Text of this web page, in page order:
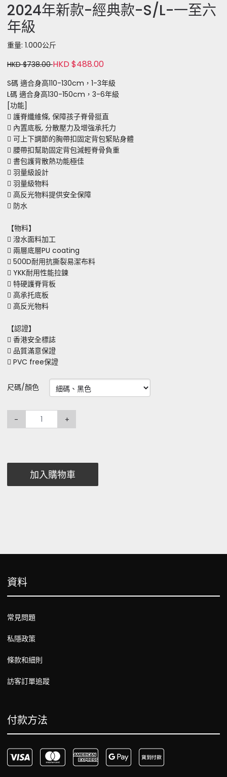
2024年新款-經典款-S/L-一至六
年級
重量: 1.000公斤
HKD $738.00HKD $488.00
S碼 適合身高110-130cm，1-3年級
L碼 適合身高130-150cm，3-6年級
[功能]
 護脊纖維條, 保障孩子脊骨挺直
 內置底板, 分散壓力及增強承托力
 可上下調節的胸帶扣固定背包緊貼身體
 腰帶扣幫助固定背包減輕脊骨負重
 書包護背散熱功能極佳
 羽量級設計
 羽量級物料
 高反光物料提供安全保障
 防水
【物料】
 潑水面料加工
 兩層底層PU coating
 500D耐用抗撕裂易潔布料
 YKK耐用性能拉鍊
 特硬護脊背板
 高承托底板
 高反光物料
【認證】
 香港安全標誌
 品質滿意保證
 PVC free保證
尺碼/顏色
- +
加入購物車
資料
常見問題
私隱政策
條款和細則
訪客訂單追蹤
付款方法